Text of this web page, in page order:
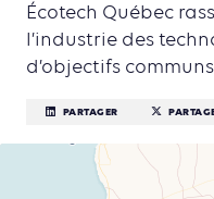
Écotech Québec
l’industrie des
d’objectifs
PARTAGER